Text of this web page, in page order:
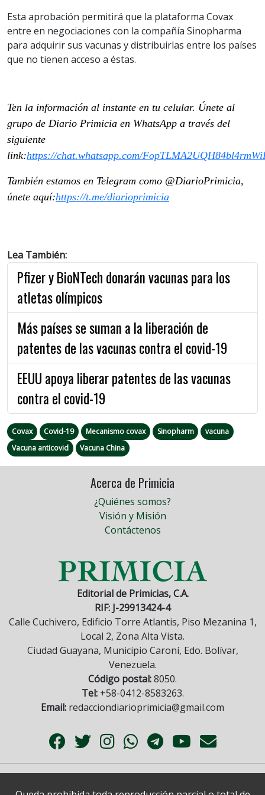
Esta aprobación permitirá que la plataforma Covax
entre en negociaciones con la compañía Sinopharma
para adquirir sus vacunas y distribuirlas entre los países
que no tienen acceso a éstas.
Ten la información al instante en tu celular. Únete al
grupo de Diario Primicia en WhatsApp a través del
siguiente
link:https://chat.whatsapp.com/
También estamos en Telegram como @DiarioPrimicia,
únete aquí:https://t.me/diarioprimicia
Lea También:
Pfizer y BioNTech donarán vacunas para los
atletas olímpicos
Más países se suman a la liberación de
patentes de las vacunas contra el covid-19
EEUU apoya liberar patentes de las vacunas
contra el covid-19
Covax Covid-19 Mecanismo covax Sinopharm
vacuna
Vacuna anticovid
Vacuna China
Acerca de Primicia
¿Quiénes somos?
Visión y Misión
Contáctenos
Editorial de Primicias, C.A.
RIF: J-29913424-4
Calle Cuchivero, Edificio Torre Atlantis, Piso Mezanina 1,
Local 2, Zona Alta Vista.
Ciudad Guayana, Municipio Caroní, Edo. Bolívar,
Venezuela.
Código postal:8050.
Tel:+58-0412-8583263.
Email: redacciondiarioprimicia@gmail.com